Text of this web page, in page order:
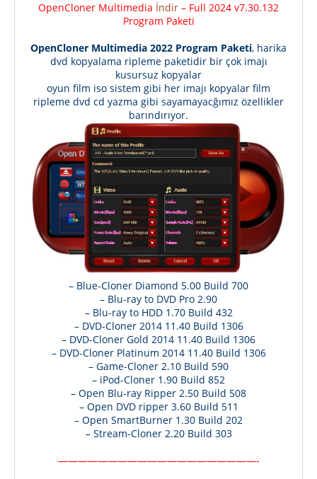
OpenCloner Multimedia İndir – Full 2024 v7.30.132
Program Paketi
OpenCloner Multimedia 2022 Program Paketi, harika
dvd kopyalama ripleme paketidir bir çok imajı
kusursuz kopyalar
oyun film iso sistem gibi her imajı kopyalar film
ripleme dvd cd yazma gibi sayamayacğımız özellikler
barındırıyor.
– Blue-Cloner Diamond 5.00 Build 700
– Blu-ray to DVD Pro 2.90
– Blu-ray to HDD 1.70 Build 432
– DVD-Cloner 2014 11.40 Build 1306
– DVD-Cloner Gold 2014 11.40 Build 1306
– DVD-Cloner Platinum 2014 11.40 Build 1306
– Game-Cloner 2.10 Build 590
– iPod-Cloner 1.90 Build 852
– Open Blu-ray Ripper 2.50 Build 508
– Open DVD ripper 3.60 Build 511
– Open SmartBurner 1.30 Build 202
– Stream-Cloner 2.20 Build 303
————————————————————-